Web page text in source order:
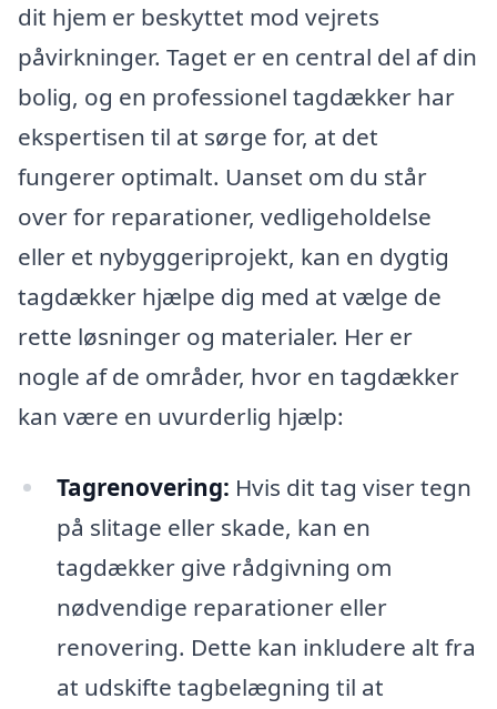
dit hjem er beskyttet mod vejrets
påvirkninger. Taget er en central del af din
bolig, og en professionel tagdækker har
ekspertisen til at sørge for, at det
fungerer optimalt. Uanset om du står
over for reparationer, vedligeholdelse
eller et nybyggeriprojekt, kan en dygtig
tagdækker hjælpe dig med at vælge de
rette løsninger og materialer. Her er
nogle af de områder, hvor en tagdækker
kan være en uvurderlig hjælp:
Tagrenovering: Hvis dit tag viser tegn
på slitage eller skade, kan en
tagdækker give rådgivning om
nødvendige reparationer eller
renovering. Dette kan inkludere alt fra
at udskifte tagbelægning til at